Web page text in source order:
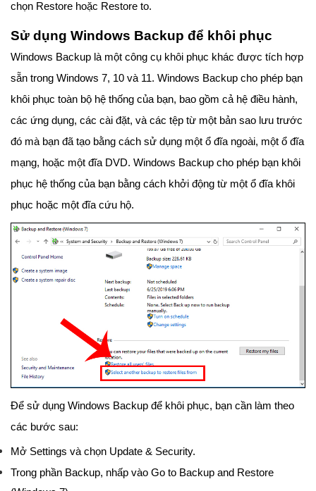
chọn Restore hoặc Restore to.
Sử dụng Windows Backup để khôi phục
Windows Backup là một công cụ khôi phục khác được tích hợp
sẵn trong Windows 7, 10 và 11. Windows Backup cho phép bạn
khôi phục toàn bộ hệ thống của bạn, bao gồm cả hệ điều hành,
các ứng dụng, các cài đặt, và các tệp từ một bản sao lưu trước
đó mà bạn đã tạo bằng cách sử dụng một ổ đĩa ngoài, một ổ đĩa
mạng, hoặc một đĩa DVD. Windows Backup cho phép bạn khôi
phục hệ thống của bạn bằng cách khởi động từ một ổ đĩa khôi
phục hoặc một đĩa cứu hộ.
Để sử dụng Windows Backup để khôi phục, bạn cần làm theo
các bước sau:
Mở Settings và chọn Update & Security.
Trong phần Backup, nhấp vào Go to Backup and Restore